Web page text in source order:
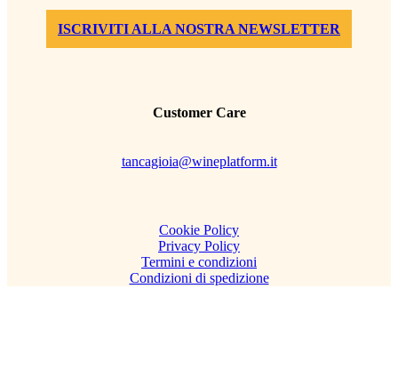
ISCRIVITI ALLA NOSTRA NEWSLETTER
Customer Care
tancagioia@wineplatform.it
Cookie Policy
Privacy Policy
Termini e condizioni
Condizioni di spedizione